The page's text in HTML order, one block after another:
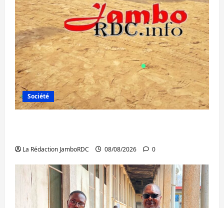
Société
La Rédaction JamboRDC 08/08/2026 0